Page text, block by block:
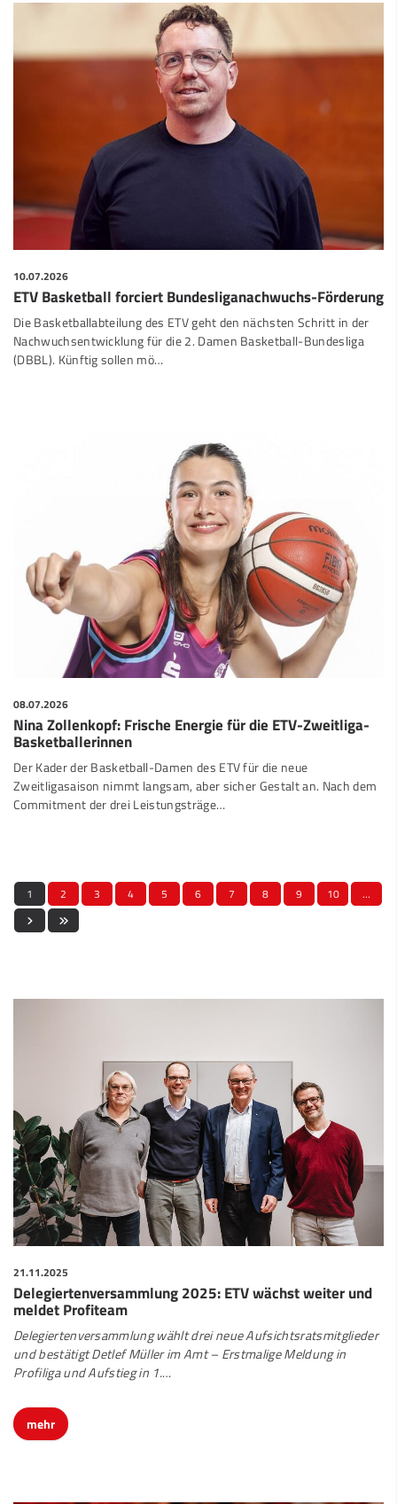
10.07.2026
ETV Basketball forciert Bundesliganachwuchs-Förderung
Die Basketballabteilung des ETV geht den nächsten Schritt in der
Nachwuchsentwicklung für die 2. Damen Basketball-Bundesliga
(DBBL). Künftig sollen mö…
08.07.2026
Nina Zollenkopf: Frische Energie für die ETV-Zweitliga-
Basketballerinnen
Der Kader der Basketball-Damen des ETV für die neue
Zweitligasaison nimmt langsam, aber sicher Gestalt an. Nach dem
Commitment der drei Leistungsträge…
1 2 3 4 5 6 7 8 9 10 …
21.11.2025
Delegiertenversammlung 2025: ETV wächst weiter und
meldet Profiteam
Delegiertenversammlung wählt drei neue Aufsichtsratsmitglieder
und bestätigt Detlef Müller im Amt – Erstmalige Meldung in
Profiliga und Aufstieg in 1.…
mehr